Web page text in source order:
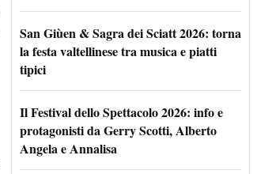
San Giùen & Sagra dei Sciatt 2026: torna
la festa valtellinese tra musica e piatti
tipici
Il Festival dello Spettacolo 2026: info e
protagonisti da Gerry Scotti, Alberto
Angela e Annalisa